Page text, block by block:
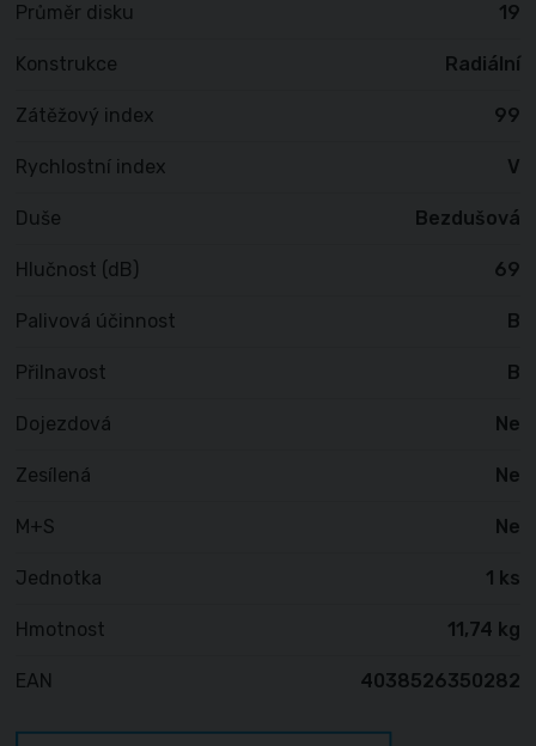
Průměr disku 19
Konstrukce Radiální
Zátěžový index 99
Rychlostní index V
Duše Bezdušová
Hlučnost (dB) 69
Palivová účinnost B
Přilnavost B
Dojezdová Ne
Zesílená Ne
M+S Ne
Jednotka 1 ks
Hmotnost 11,74 kg
EAN 4038526350282